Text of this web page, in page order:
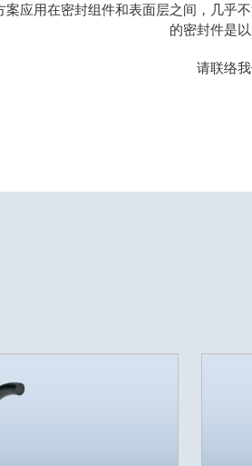
案应用在密封组件和表面层之间，几乎
的密封件是
请联络